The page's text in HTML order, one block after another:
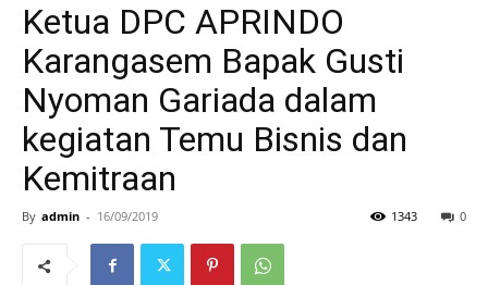
Ketua DPC APRINDO
Karangasem Bapak Gusti
Nyoman Gariada dalam
kegiatan Temu Bisnis dan
Kemitraan
By admin - 16/09/2019 0
1343